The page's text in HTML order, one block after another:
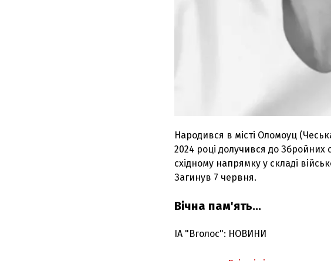
Народився в місті Оломоуц
2024 році долучився до
східному напрямку у складі
Загинув 7 червня.
Вічна пам'ять...
ІА "Вголос": НОВИНИ